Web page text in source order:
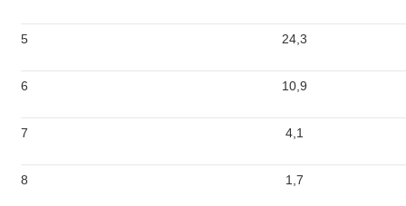
5 24,3
6 10,9
7 4,1
8 1,7